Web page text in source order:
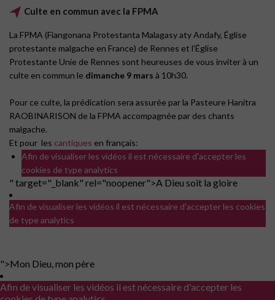
Culte en commun avec la FPMA
La FPMA (Fiangonana Protestanta Malagasy aty Andafy, Église
protestante malgache en France) de Rennes et l’Église
Protestante Unie de Rennes sont heureuses de vous inviter à un
culte en commun le dimanche 9 mars à 10h30.
Pour ce culte, la prédication sera assurée par la Pasteure Hanitra
RAOBINARISON de la FPMA accompagnée par des chants
malgache.
Et pour les cantiques en français:
Afin de visualiser les vidéos il est nécessaire d'accepter les
cookies de type analytics
" target="_blank" rel="noopener">A Dieu soit la gloire
Afin de visualiser les vidéos il est nécessaire d'accepter les cookies
de type analytics
">Mon Dieu, mon père
Afin de visualiser les vidéos il est nécessaire d'accepter les